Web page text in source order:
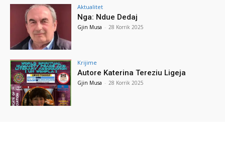
Aktualitet
Nga: Ndue Dedaj
Gjin Musa - 28 Korrik 2025
Krijime
Autore Katerina Tereziu Ligeja
Gjin Musa - 28 Korrik 2025